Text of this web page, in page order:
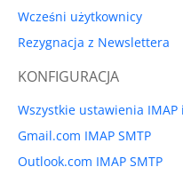
Wcześni użytkownicy
Rezygnacja z Newslettera
KONFIGURACJA
Wszystkie ustawienia IMAP
Gmail.com IMAP SMTP
Outlook.com IMAP SMTP